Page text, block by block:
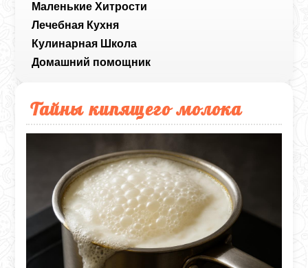
Маленькие Хитрости
Лечебная Кухня
Кулинарная Школа
Домашний помощник
Тайны кипящего молока